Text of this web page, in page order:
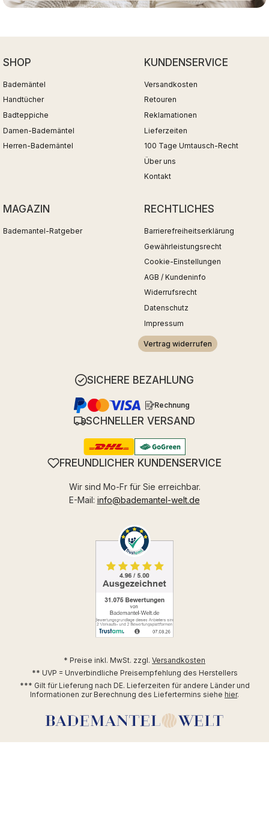
SHOP
Bademäntel
Handtücher
Badteppiche
Damen-Bademäntel
Herren-Bademäntel
KUNDENSERVICE
Versandkosten
Retouren
Reklamationen
Lieferzeiten
100 Tage Umtausch-Recht
Über uns
Kontakt
MAGAZIN
Bademantel-Ratgeber
RECHTLICHES
Barrierefreiheitserklärung
Gewährleistungsrecht
Cookie-Einstellungen
AGB / Kundeninfo
Widerrufsrecht
Datenschutz
Impressum
Vertrag widerrufen
SICHERE BEZAHLUNG
Rechnung
SCHNELLER VERSAND
FREUNDLICHER KUNDENSERVICE
Wir sind Mo-Fr für Sie erreichbar.
E-Mail: info@bademantel-welt.de
* Preise inkl. MwSt. zzgl. Versandkosten
** UVP = Unverbindliche Preisempfehlung des Herstellers
*** Gilt für Lieferung nach DE. Lieferzeiten für andere Länder und
Informationen zur Berechnung des Liefertermins siehe hier.